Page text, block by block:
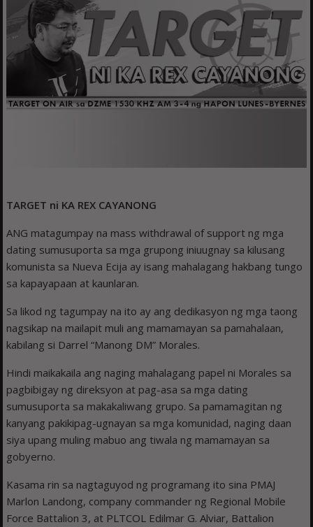
TARGET ni KA REX CAYANONG
ANG matagumpay na mass withdrawal of support ng mga
dating sumusuporta sa mga grupong iniuugnay sa kilusang
komunista sa Nueva Ecija ay isang mahalagang hakbang tungo
sa kapayapaan at kaunlaran.
Sa likod ng tagumpay na ito ay ang dedikasyon ng mga taong
nagsikap na mailapit muli ang mamamayan sa pamahalaan,
kabilang si Darrel “Manong DM” Morales.
Hindi maikakaila ang naging mahalagang papel ni Morales sa
pagbibigay ng direksyon at pag-asa sa mga dating
sumusuporta sa makakaliwang grupo. Sa pamamagitan ng
kanyang pakikipag-ugnayan sa mga komunidad, naging daan
siya upang muling mabuo ang tiwala ng mamamayan sa
gobyerno.
Kasama rin sa nagtaguyod ng programang ito sina PMAJ
Marlon Landong, company commander ng Regional Mobile
Force Battalion 3, at PLTCOL Edilmar G. Alviar, Battalion